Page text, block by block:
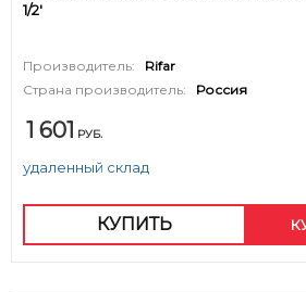
1/2'
Производитель:
Rifar
Страна производитель:
Россия
1 601 РУБ.
удаленный склад
КУПИТЬ